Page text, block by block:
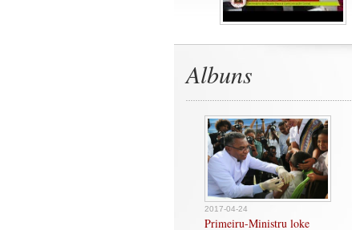
Albuns
2017-04-24
Primeiru-Ministru loke